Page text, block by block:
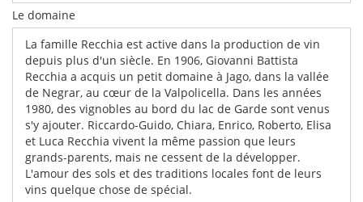
Le domaine
La famille Recchia est active dans la production de vin
depuis plus d'un siècle. En 1906, Giovanni Battista
Recchia a acquis un petit domaine à Jago, dans la vallée
de Negrar, au cœur de la Valpolicella. Dans les années
1980, des vignobles au bord du lac de Garde sont venus
s'y ajouter. Riccardo-Guido, Chiara, Enrico, Roberto, Elisa
et Luca Recchia vivent la même passion que leurs
grands-parents, mais ne cessent de la développer.
L'amour des sols et des traditions locales font de leurs
vins quelque chose de spécial.